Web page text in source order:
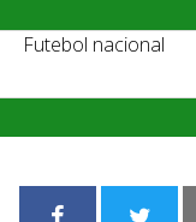
Futebol nacional